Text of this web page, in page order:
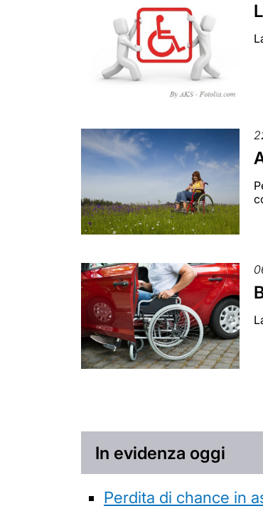
In evidenza oggi
Perdita di chance in